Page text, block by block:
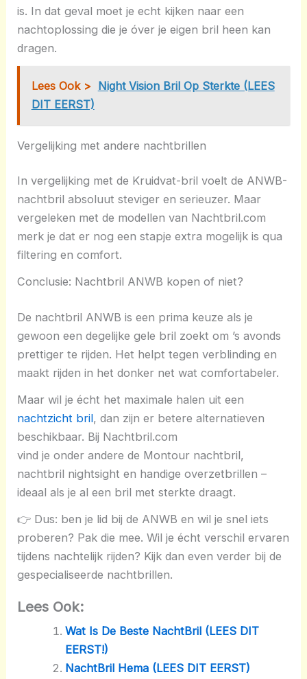
is. In dat geval moet je echt kijken naar een
nachtoplossing die je óver je eigen bril heen kan
dragen.
Lees Ook >
Night Vision Bril Op Sterkte (LEES
DIT EERST)
Vergelijking met andere nachtbrillen
In vergelijking met de Kruidvat-bril voelt de ANWB-
nachtbril absoluut steviger en serieuzer. Maar
vergeleken met de modellen van Nachtbril.com
merk je dat er nog een stapje extra mogelijk is qua
filtering en comfort.
Conclusie: Nachtbril ANWB kopen of niet?
De nachtbril ANWB is een prima keuze als je
gewoon een degelijke gele bril zoekt om ’s avonds
prettiger te rijden. Het helpt tegen verblinding en
maakt rijden in het donker net wat comfortabeler.
Maar wil je écht het maximale halen uit een
nachtzicht bril, dan zijn er betere alternatieven
beschikbaar. Bij Nachtbril.com
vind je onder andere de Montour nachtbril,
nachtbril nightsight en handige overzetbrillen –
ideaal als je al een bril met sterkte draagt.
👉 Dus: ben je lid bij de ANWB en wil je snel iets
proberen? Pak die mee. Wil je écht verschil ervaren
tijdens nachtelijk rijden? Kijk dan even verder bij de
gespecialiseerde nachtbrillen.
Lees Ook:
Wat Is De Beste NachtBril (LEES DIT
EERST!)
NachtBril Hema (LEES DIT EERST)